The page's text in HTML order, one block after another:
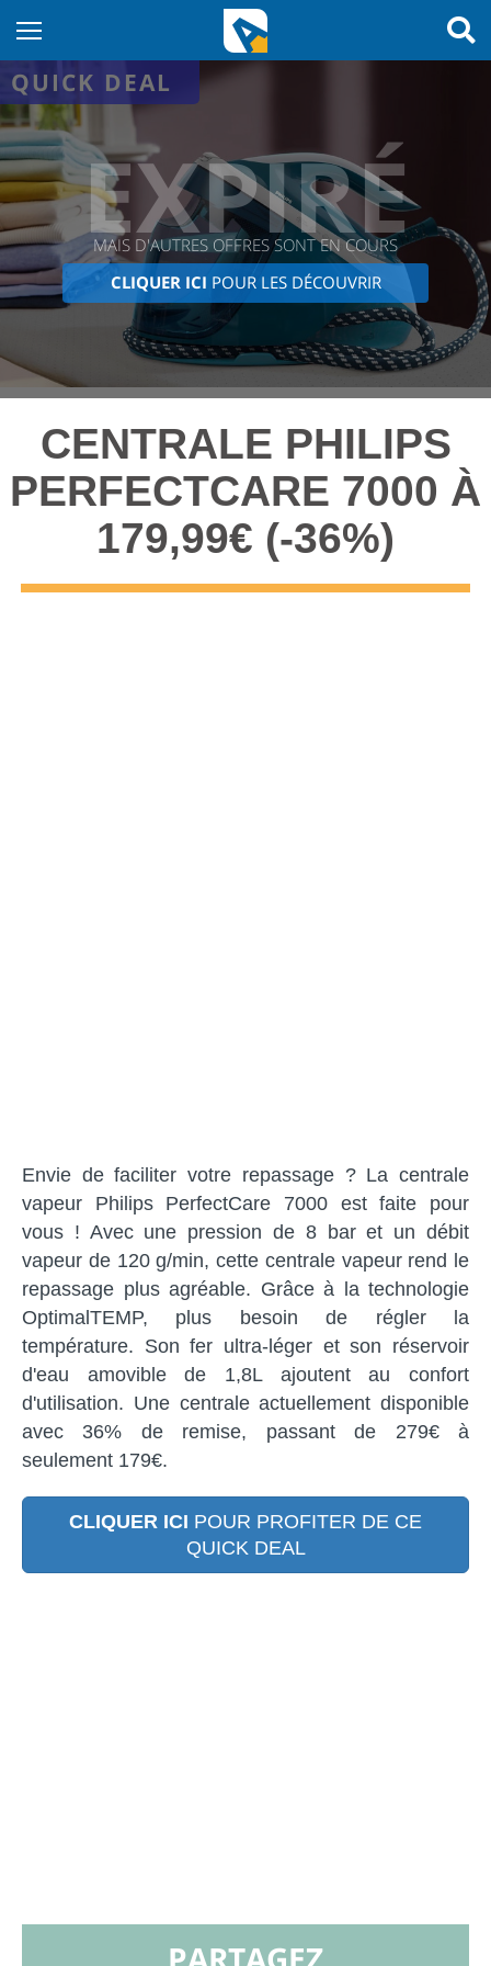
QUICK DEAL
EXPIRÉ
MAIS D'AUTRES OFFRES SONT EN COURS
CLIQUER ICI POUR LES DÉCOUVRIR
CENTRALE PHILIPS
PERFECTCARE 7000 À
179,99€ (-36%)
Envie de faciliter votre repassage ? La centrale
vapeur Philips PerfectCare 7000 est faite pour
vous ! Avec une pression de 8 bar et un débit
vapeur de 120 g/min, cette centrale vapeur rend le
repassage plus agréable. Grâce à la technologie
OptimalTEMP, plus besoin de régler la
température. Son fer ultra-léger et son réservoir
d'eau amovible de 1,8L ajoutent au confort
d'utilisation. Une centrale actuellement disponible
avec 36% de remise, passant de 279€ à
seulement 179€.
CLIQUER ICI POUR PROFITER DE CE
QUICK DEAL